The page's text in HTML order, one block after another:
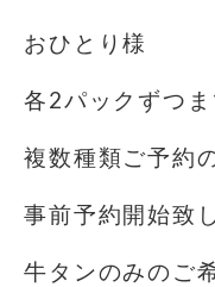
おひとり様
各2パックずつ
複数種類ご予約
事前予約開始致
牛タンのみのご